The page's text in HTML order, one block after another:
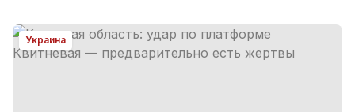
Украина